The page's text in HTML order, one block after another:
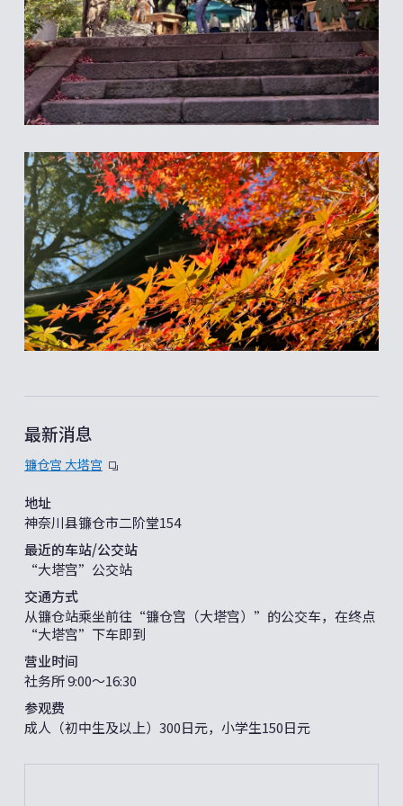
最新消息
镰仓宫 大塔宫
地址
神奈川县镰仓市二阶堂154
最近的车站/公交站
“大塔宫”公交站
交通方式
从镰仓站乘坐前往“镰仓宫（大塔宫）”的公交车，在终点
“大塔宫”下车即到
营业时间
社务所 9:00〜16:30
参观费
成人（初中生及以上）300日元，小学生150日元